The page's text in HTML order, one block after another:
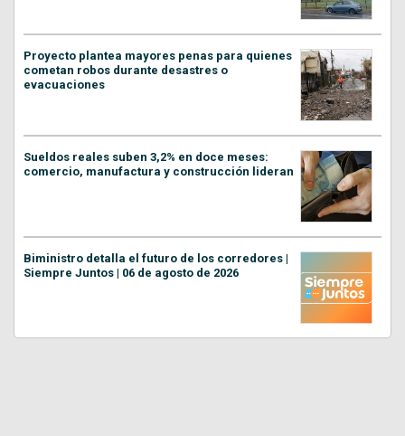
Proyecto plantea mayores penas para quienes
cometan robos durante desastres o
evacuaciones
Sueldos reales suben 3,2% en doce meses:
comercio, manufactura y construcción lideran
Biministro detalla el futuro de los corredores |
Siempre Juntos | 06 de agosto de 2026